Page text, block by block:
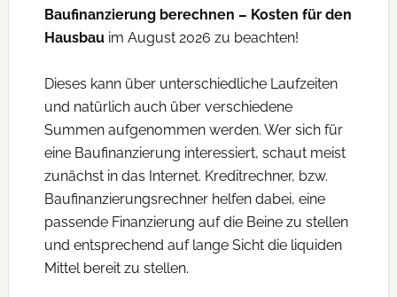
Baufinanzierung berechnen – Kosten für den
Hausbauim August 2026 zu beachten!
Dieses kann über unterschiedliche Laufzeiten
und natürlich auch über verschiedene
Summen aufgenommen werden. Wer sich für
eine Baufinanzierung interessiert, schaut meist
zunächst in das Internet. Kreditrechner, bzw.
Baufinanzierungsrechner helfen dabei, eine
passende Finanzierung auf die Beine zu stellen
und entsprechend auf lange Sicht die liquiden
Mittel bereit zu stellen.